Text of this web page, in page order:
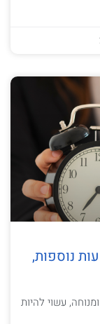
נוספות,
עשוי להיות